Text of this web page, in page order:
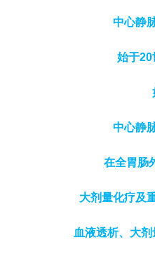
中心静
始于20
中心静
在全胃肠
大剂量化疗及
血液透析、大